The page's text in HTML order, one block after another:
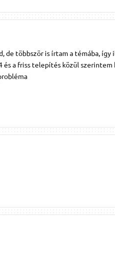
de többször is írtam a témába,
a friss telepítés közül szerintem